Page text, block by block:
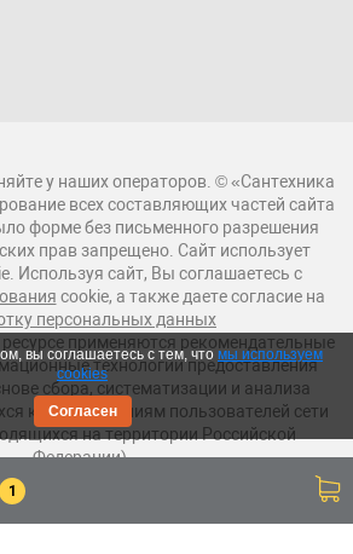
у наших операторов. © «Сантехника
всех составляющих частей сайта
форме без письменного разрешения
прав запрещено. Сайт использует
Используя сайт, Вы соглашаетесь с
cookie, а также даете согласие на
персональных данных
применяются рекомендательные
технологии предоставления
сбора, систематизации и анализа
к предпочтениям пользователей сети
на территории Российской
Федерации).
1
вы соглашаетесь с тем, что мы используем
cookies
Согласен